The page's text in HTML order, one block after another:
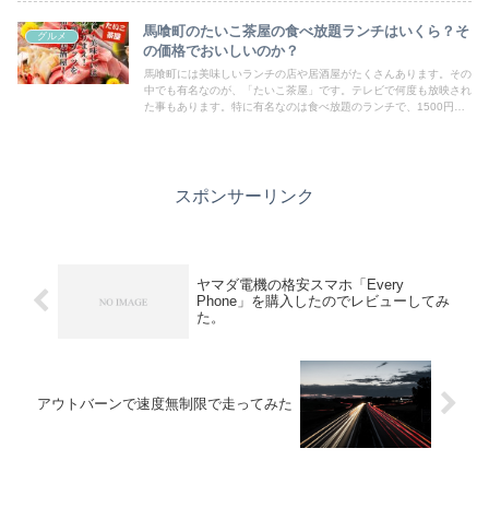
グルメ
馬喰町のたいこ茶屋の食べ放題ランチはいくら？そ
の価格でおいしいのか？
馬喰町には美味しいランチの店や居酒屋がたくさんあります。その
中でも有名なのが、「たいこ茶屋」です。テレビで何度も放映され
た事もあります。特に有名なのは食べ放題のランチで、1500円で
スポンサーリンク
ヤマダ電機の格安スマホ「Every
Phone」を購入したのでレビューしてみ
た。
アウトバーンで速度無制限で走ってみた